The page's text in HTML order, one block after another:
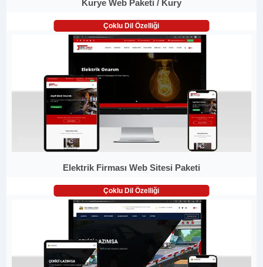
Kurye Web Paketi / Kury
Çoklu Dil Özelliği
Elektrik Firması Web Sitesi Paketi
Çoklu Dil Özelliği